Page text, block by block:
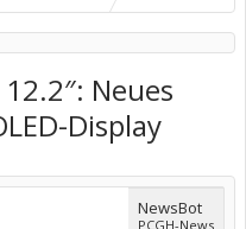
Neues
Display
NewsBot
PCGH-News